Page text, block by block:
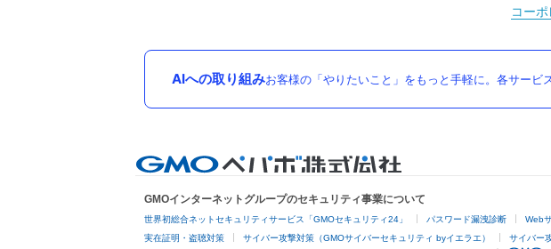
コー
AIへの取り組みお客様の「やりたいこと」をもっと手軽に。各サー
GMOインターネットグループのセキュリティ事業について
世界初総合ネットセキュリティサービス「GMOセキュリティ24」 パスワード漏洩診断 Web
実在証明・盗聴対策 サイバー攻撃対策（GMOサイバーセキュリティ byイエラエ） サイバー